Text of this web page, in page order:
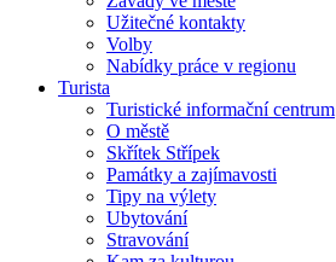
Užitečné kontakty
Volby
Nabídky práce v regionu
Turista
Turistické informační centrum
O městě
Skřítek Střípek
Památky a zajímavosti
Tipy na výlety
Ubytování
Stravování